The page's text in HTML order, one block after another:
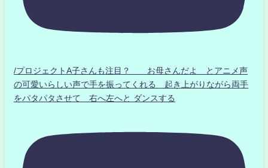
/プロジェクトA子さんも注目？ お母さんだよ とアニメ声
の可愛いらしい声で手を振ってくれる 起き上がりながら両手
をパタパタさせて 右へ左へと ダンスする